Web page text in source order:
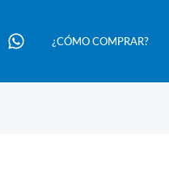
¿CÓMO COMPRAR?